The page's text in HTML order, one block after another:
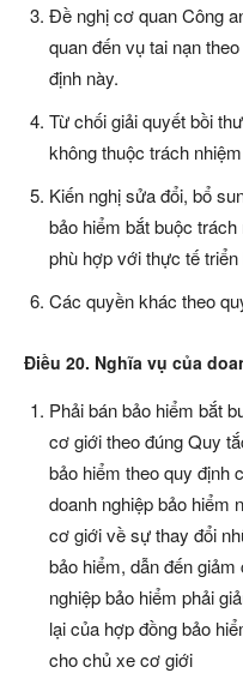
Đề nghị cơ quan Công
quan đến vụ tai nạn
định này.
Từ chối giải quyết bồi
không thuộc trách
Kiến nghị sửa đổi, bổ
bảo hiểm bắt buộc
phù hợp với thực tế
Các quyền khác theo
Điều 20. Nghĩa vụ của
Phải bán bảo hiểm bắt
cơ giới theo đúng Quy
bảo hiểm theo quy định
doanh nghiệp bảo hiểm
cơ giới về sự thay đổi
bảo hiểm, dẫn đến
nghiệp bảo hiểm phải
lại của hợp đồng bảo
cho chủ xe cơ giới